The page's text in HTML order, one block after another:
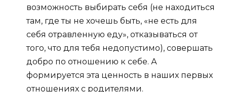
возможность выбирать себя (не находиться
там, где ты не хочешь быть, «не есть для
себя отравленную еду», отказываться от
того, что для тебя недопустимо), совершать
добро по отношению к себе. А
формируется эта ценность в наших первых
отношениях с родителями.